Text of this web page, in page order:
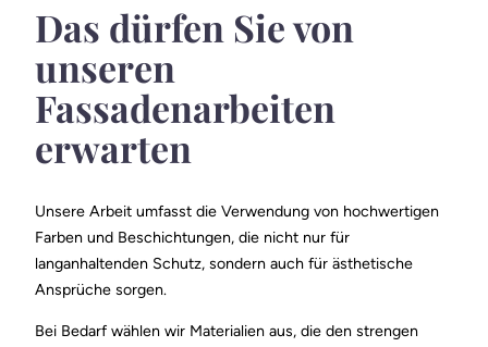
Das dürfen Sie von
unseren
Fassadenarbeiten
erwarten
Unsere Arbeit umfasst die Verwendung von hochwertigen
Farben und Beschichtungen, die nicht nur für
langanhaltenden Schutz, sondern auch für ästhetische
Ansprüche sorgen.
Bei Bedarf wählen wir Materialien aus, die den strengen